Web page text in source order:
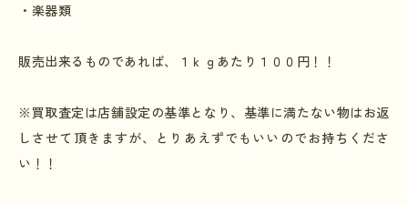
・楽器類
販売出来るものであれば、１ｋｇあたり１００円！！
※買取査定は店舗設定の基準となり、基準に満たない物はお返
しさせて頂きますが、とりあえずでもいいのでお持ちくださ
い！！